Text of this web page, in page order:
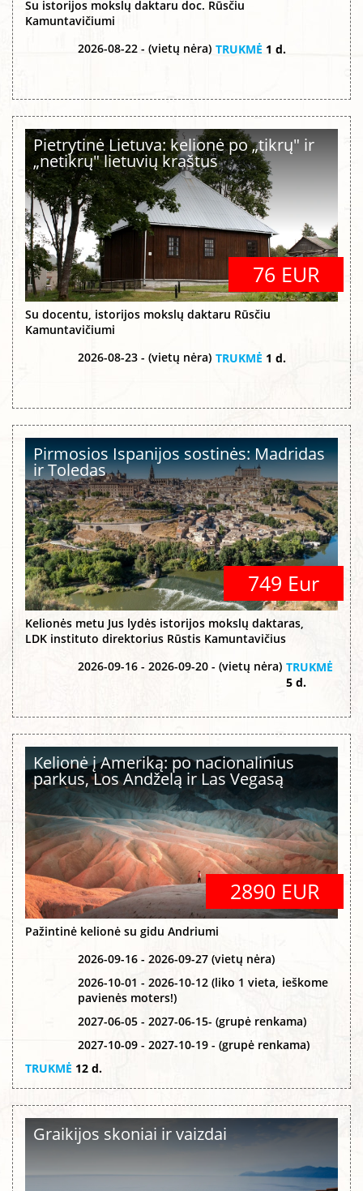
Su istorijos mokslų daktaru doc. Rūsčiu
Kamuntavičiumi
2026-08-22 - (vietų nėra) TRUKMĖ 1 d.
Pietrytinė Lietuva: kelionė po „tikrų" ir
„netikrų" lietuvių kraštus
76 EUR
Su docentu, istorijos mokslų daktaru Rūsčiu
Kamuntavičiumi
2026-08-23 - (vietų nėra) TRUKMĖ 1 d.
Pirmosios Ispanijos sostinės: Madridas
ir Toledas
749 Eur
Kelionės metu Jus lydės istorijos mokslų daktaras,
LDK instituto direktorius Rūstis Kamuntavičius
2026-09-16 - 2026-09-20 - (vietų nėra) TRUKMĖ
5 d.
Kelionė į Ameriką: po nacionalinius
parkus, Los Andželą ir Las Vegasą
2890 EUR
Pažintinė kelionė su gidu Andriumi
2026-09-16 - 2026-09-27 (vietų nėra)
2026-10-01 - 2026-10-12 (liko 1 vieta, ieškome
pavienės moters!)
2027-06-05 - 2027-06-15- (grupė renkama)
2027-10-09 - 2027-10-19 - (grupė renkama)
TRUKMĖ 12 d.
Graikijos skoniai ir vaizdai